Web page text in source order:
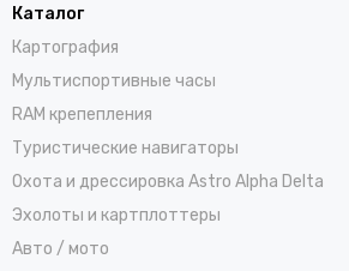
Каталог
Картография
Мультиспортивные часы
RAM крепепления
Туристические навигаторы
Охота и дрессировка Astro Alpha Delta
Эхолоты и картплоттеры
Авто / мото